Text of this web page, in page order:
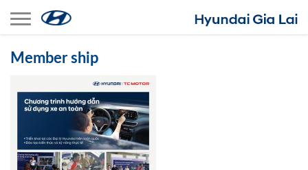
Toggle navigation
Member ship